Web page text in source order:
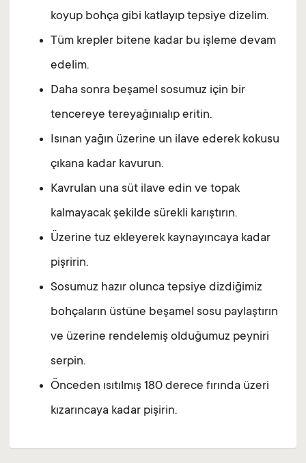
koyup bohça gibi katlayıp tepsiye dizelim.
Tüm krepler bitene kadar bu işleme devam
edelim.
Daha sonra beşamel sosumuz için bir
tencereye tereyağınıalıp eritin.
Isınan yağın üzerine un ilave ederek kokusu
çıkana kadar kavurun.
Kavrulan una süt ilave edin ve topak
kalmayacak şekilde sürekli karıştırın.
Üzerine tuz ekleyerek kaynayıncaya kadar
pişririn.
Sosumuz hazır olunca tepsiye dizdiğimiz
bohçaların üstüne beşamel sosu paylaştırın
ve üzerine rendelemiş olduğumuz peyniri
serpin.
Önceden ısıtılmış 180 derece fırında üzeri
kızarıncaya kadar pişirin.